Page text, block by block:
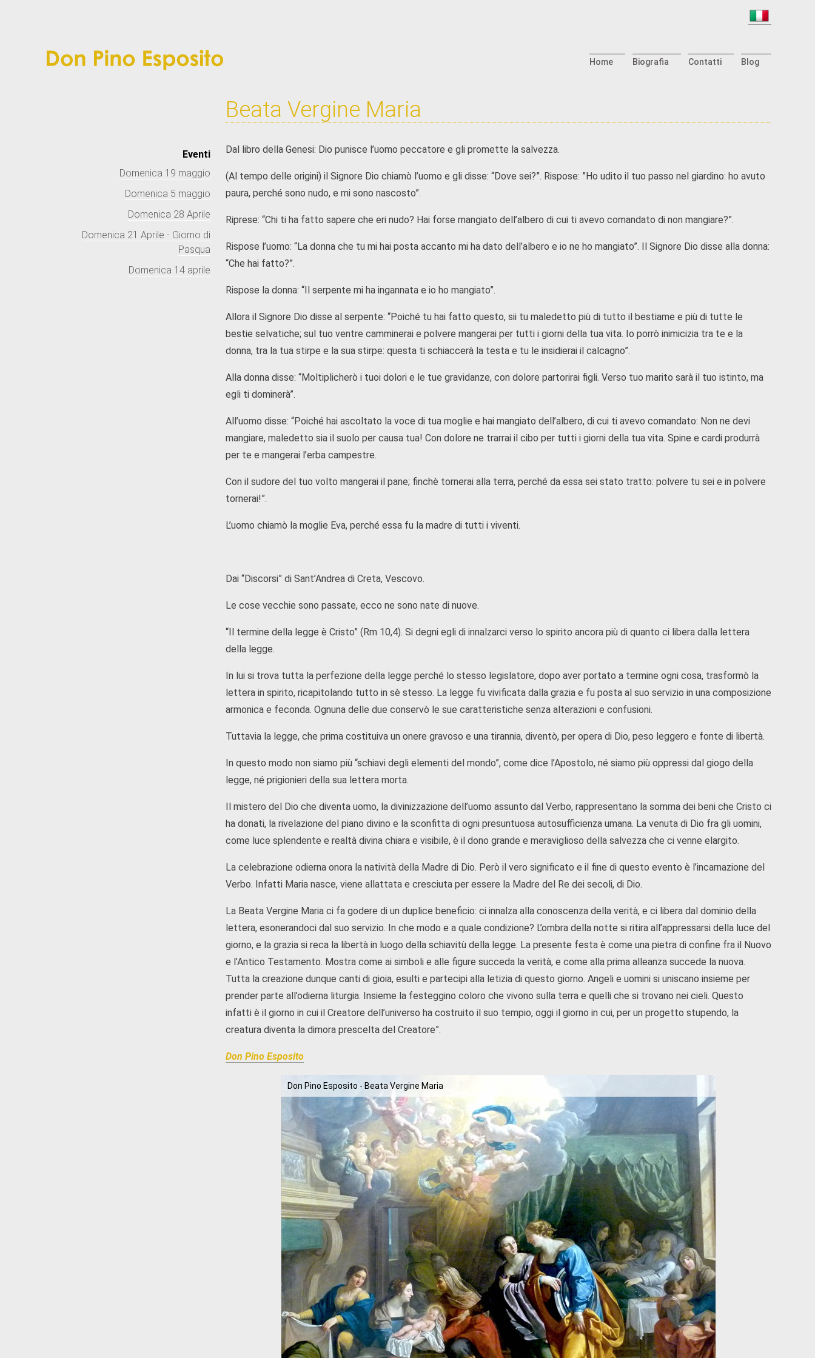
Home Biografia Contatti Blog
Eventi
Domenica 19 maggio
Domenica 5 maggio
Domenica 28 Aprile
Domenica 21 Aprile - Giorno di
Pasqua
Domenica 14 aprile
Beata Vergine Maria
Dal libro della Genesi: Dio punisce l’uomo peccatore e gli promette la salvezza.
(Al tempo delle origini) il Signore Dio chiamò l’uomo e gli disse: “Dove sei?”. Rispose: ”Ho udito il tuo passo nel giardino: ho avuto
paura, perché sono nudo, e mi sono nascosto”.
Riprese: “Chi ti ha fatto sapere che eri nudo? Hai forse mangiato dell’albero di cui ti avevo comandato di non mangiare?”.
Rispose l’uomo: “La donna che tu mi hai posta accanto mi ha dato dell’albero e io ne ho mangiato”. Il Signore Dio disse alla donna:
“Che hai fatto?”.
Rispose la donna: “Il serpente mi ha ingannata e io ho mangiato”.
Allora il Signore Dio disse al serpente: “Poiché tu hai fatto questo, sii tu maledetto più di tutto il bestiame e più di tutte le
bestie selvatiche; sul tuo ventre camminerai e polvere mangerai per tutti i giorni della tua vita. Io porrò inimicizia tra te e la
donna, tra la tua stirpe e la sua stirpe: questa ti schiaccerà la testa e tu le insidierai il calcagno”.
Alla donna disse: “Moltiplicherò i tuoi dolori e le tue gravidanze, con dolore partorirai figli. Verso tuo marito sarà il tuo istinto, ma
egli ti dominerà”.
All’uomo disse: “Poiché hai ascoltato la voce di tua moglie e hai mangiato dell’albero, di cui ti avevo comandato: Non ne devi
mangiare, maledetto sia il suolo per causa tua! Con dolore ne trarrai il cibo per tutti i giorni della tua vita. Spine e cardi produrrà
per te e mangerai l’erba campestre.
Con il sudore del tuo volto mangerai il pane; finchè tornerai alla terra, perché da essa sei stato tratto: polvere tu sei e in polvere
tornerai!”.
L’uomo chiamò la moglie Eva, perché essa fu la madre di tutti i viventi.
Dai “Discorsi” di Sant’Andrea di Creta, Vescovo.
Le cose vecchie sono passate, ecco ne sono nate di nuove.
“Il termine della legge è Cristo” (Rm 10,4). Si degni egli di innalzarci verso lo spirito ancora più di quanto ci libera dalla lettera
della legge.
In lui si trova tutta la perfezione della legge perché lo stesso legislatore, dopo aver portato a termine ogni cosa, trasformò la
lettera in spirito, ricapitolando tutto in sè stesso. La legge fu vivificata dalla grazia e fu posta al suo servizio in una composizione
armonica e feconda. Ognuna delle due conservò le sue caratteristiche senza alterazioni e confusioni.
Tuttavia la legge, che prima costituiva un onere gravoso e una tirannia, diventò, per opera di Dio, peso leggero e fonte di libertà.
In questo modo non siamo più “schiavi degli elementi del mondo”, come dice l’Apostolo, né siamo più oppressi dal giogo della
legge, né prigionieri della sua lettera morta.
Il mistero del Dio che diventa uomo, la divinizzazione dell’uomo assunto dal Verbo, rappresentano la somma dei beni che Cristo ci
ha donati, la rivelazione del piano divino e la sconfitta di ogni presuntuosa autosufficienza umana. La venuta di Dio fra gli uomini,
come luce splendente e realtà divina chiara e visibile, è il dono grande e meraviglioso della salvezza che ci venne elargito.
La celebrazione odierna onora la natività della Madre di Dio. Però il vero significato e il fine di questo evento è l’incarnazione del
Verbo. Infatti Maria nasce, viene allattata e cresciuta per essere la Madre del Re dei secoli, di Dio.
La Beata Vergine Maria ci fa godere di un duplice beneficio: ci innalza alla conoscenza della verità, e ci libera dal dominio della
lettera, esonerandoci dal suo servizio. In che modo e a quale condizione? L’ombra della notte si ritira all’appressarsi della luce del
giorno, e la grazia si reca la libertà in luogo della schiavitù della legge. La presente festa è come una pietra di confine fra il Nuovo
e l’Antico Testamento. Mostra come ai simboli e alle figure succeda la verità, e come alla prima alleanza succede la nuova.
Tutta la creazione dunque canti di gioia, esulti e partecipi alla letizia di questo giorno. Angeli e uomini si uniscano insieme per
prender parte all’odierna liturgia. Insieme la festeggino coloro che vivono sulla terra e quelli che si trovano nei cieli. Questo
infatti è il giorno in cui il Creatore dell’universo ha costruito il suo tempio, oggi il giorno in cui, per un progetto stupendo, la
creatura diventa la dimora prescelta del Creatore”.
Don Pino Esposito
Don Pino Esposito - Beata Vergine Maria